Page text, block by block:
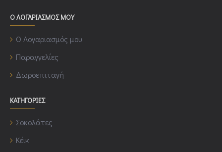
Ο ΛΟΓΑΡΙΑΣΜΟΣ ΜΟΥ
Ο Λογαριασμός μου
Παραγγελίες
Δωροεπιταγή
ΚΑΤΗΓΟΡΙΕΣ
Σοκολάτες
Κέικ